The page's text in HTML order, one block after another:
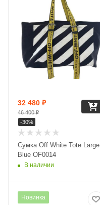
Сумка Off White Tote Large
Blue OF0014
В наличии
32 480 ₽
46 400₽
-30%
Новинка